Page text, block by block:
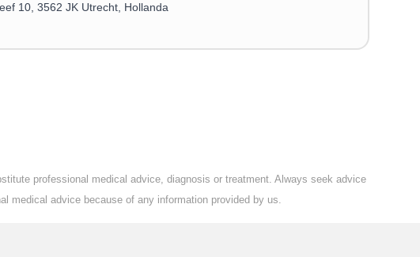
10, 3562 JK Utrecht, Hollanda
professional medical advice, diagnosis or treatment. Always seek advice
medical advice because of any information provided by us.